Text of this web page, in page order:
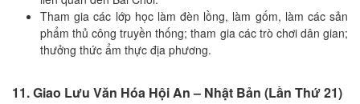
Tham gia các lớp học làm đèn lồng, làm gốm, làm các sản
phẩm thủ công truyền thống; tham gia các trò chơi dân gian;
thưởng thức ẩm thực địa phương.
11. Giao Lưu Văn Hóa Hội An – Nhật Bản (Lần Thứ 21)